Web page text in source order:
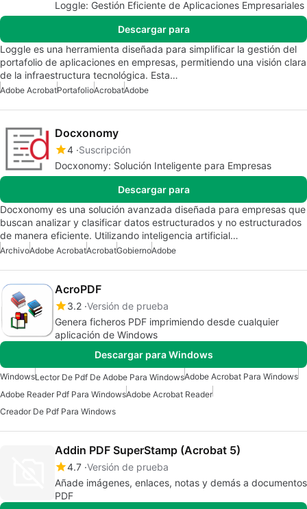
Loggle: Gestión Eficiente de Aplicaciones Empresariales
Descargar para
Loggle es una herramienta diseñada para simplificar la gestión del
portafolio de aplicaciones en empresas, permitiendo una visión clara
de la infraestructura tecnológica. Esta…
Adobe AcrobatPortafolioAcrobatAdobe
Docxonomy
4 Suscripción
Docxonomy: Solución Inteligente para Empresas
Descargar para
Docxonomy es una solución avanzada diseñada para empresas que
buscan analizar y clasificar datos estructurados y no estructurados
de manera eficiente. Utilizando inteligencia artificial…
ArchivoAdobe AcrobatAcrobatGobiernoAdobe
AcroPDF
3.2 Versión de prueba
Genera ficheros PDF imprimiendo desde cualquier
aplicación de Windows
Descargar para Windows
WindowsLector De Pdf De Adobe Para WindowsAdobe Acrobat Para Windows
Adobe Reader Pdf Para WindowsAdobe Acrobat Reader
Creador De Pdf Para Windows
Addin PDF SuperStamp (Acrobat 5)
4.7 Versión de prueba
Añade imágenes, enlaces, notas y demás a documentos
PDF